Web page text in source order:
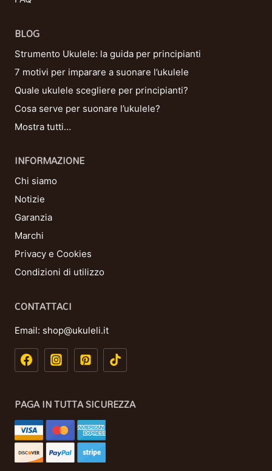
BLOG
Strumento Ukulele: la guida per principianti
7 motivi per imparare a suonare l’ukulele
Quale ukulele scegliere per principianti?
Cosa serve per suonare l’ukulele?
Mostra tutti…
INFORMAZIONE
Chi siamo
Notizie
Garanzia
Marchi
Privacy e Cookies
Condizioni di utilizzo
CONTATTACI
Email: shop@ukuleli.it
PAGA IN TUTTA SICUREZZA